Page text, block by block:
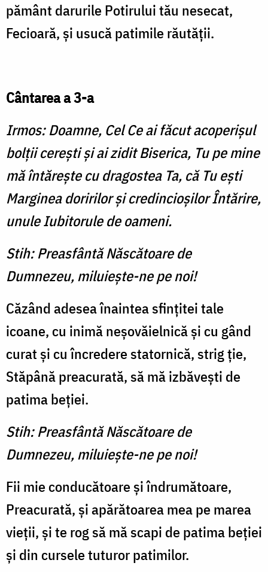
pământ darurile Potirului tău nesecat,
Fecioară, și usucă patimile răutății.
Cântarea a 3-a
Irmos:Doamne, Cel Ce ai făcut acoperişul
bolţii cereşti şi ai zidit Biserica, Tu pe mine
mă întăreşte cu dragostea Ta, că Tu eşti
Marginea doririlor şi credincioşilor Întărire,
unule Iubitorule de oameni.
Stih: Preasfântă Născătoare de
Dumnezeu, miluieşte-ne pe noi!
Căzând adesea înaintea sfințitei tale
icoane, cu inimă neșovăielnică și cu gând
curat și cu încredere statornică, strig ție,
Stăpână preacurată, să mă izbăvești de
patima beției.
Stih: Preasfântă Născătoare de
Dumnezeu, miluieşte-ne pe noi!
Fii mie conducătoare și îndrumătoare,
Preacurată, și apărătoarea mea pe marea
vieții, și te rog să mă scapi de patima beției
și din cursele tuturor patimilor.